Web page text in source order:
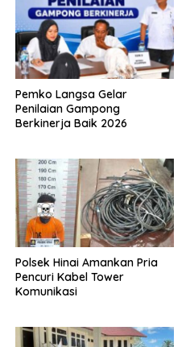
Pemko Langsa Gelar
Penilaian Gampong
Berkinerja Baik 2026
Polsek Hinai Amankan Pria
Pencuri Kabel Tower
Komunikasi